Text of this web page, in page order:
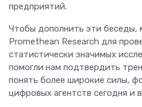
предприятий.
Чтобы дополнить эти беседы,
Promethean Research для
статистически значимых
помогли нам подтвердить
понять более широкие силы,
цифровых агентств сегодня и